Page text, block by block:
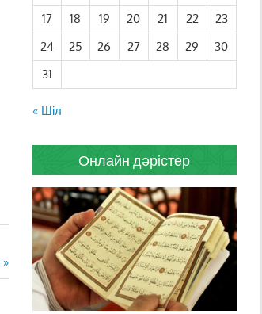
17
18 19 20 21 22
23
24
25 26 27 28 29
30
31
« Шіл
Онлайн дәрістер